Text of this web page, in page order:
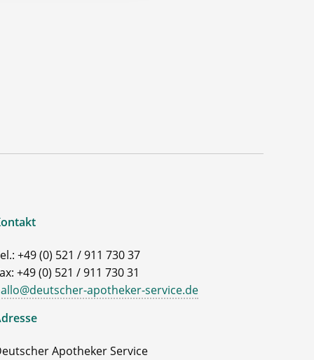
+49 (0) 521 / 911 730 37
+49 (0) 521 / 911 730 31
apotheker-service.de
Apotheker Service